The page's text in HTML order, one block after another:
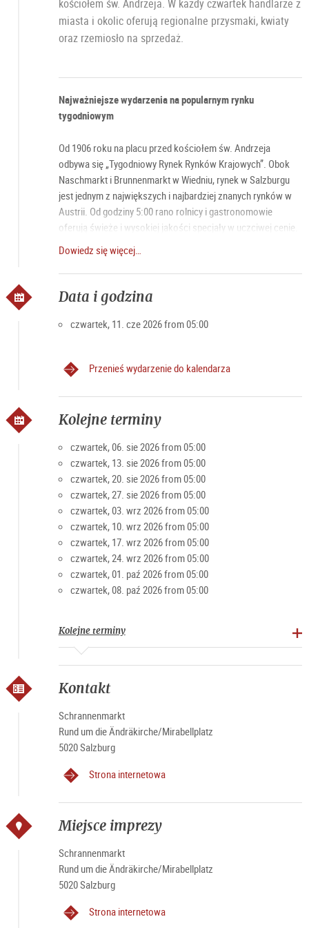
kościołem św. Andrzeja. W każdy czwartek handlarze z
miasta i okolic oferują regionalne przysmaki, kwiaty
oraz rzemiosło na sprzedaż.
Najważniejsze wydarzenia na popularnym rynku
tygodniowym
Od 1906 roku na placu przed kościołem św. Andrzeja
odbywa się „Tygodniowy Rynek Rynków Krajowych”. Obok
Naschmarkt i Brunnenmarkt w Wiedniu, rynek w Salzburgu
jest jednym z największych i najbardziej znanych rynków w
Austrii. Od godziny 5:00 rano rolnicy i gastronomowie
oferują świeże i wysokiej jakości specjały w uczciwej cenie.
Latem bardzo popularne są kwiaty i rośliny, natomiast zimą
sprzedawane są wianki adwentowe, a na Wielkanoc
tradycyjne palmowe bukiety. Dla miłośników kulinariów
polecamy sycącego kurczaka, klarowną zupę rybną lub
typową przekąskę salzburską z budki z kiełbasami.
Według przekazów nazwa ma swoje źródło w miejskich
Od swoich początków Schranne cieszy się równą
popularnością wśród turystów i mieszkańców, co także
odzwierciedla się w przydzielaniu stoisk: Zazwyczaj trzeba
czekać do dziesięciu lat na stoisko.
Czytaj również: Poranek na Schranne
Godziny otwarcia rynku
świątecznym)
Dowiedz się więcej…
Data i godzina
czwartek, 11. cze 2026 from 05:00
Przenieś wydarzenie do kalendarza
Kolejne terminy
czwartek, 06. sie 2026 from 05:00
czwartek, 13. sie 2026 from 05:00
czwartek, 20. sie 2026 from 05:00
czwartek, 27. sie 2026 from 05:00
czwartek, 03. wrz 2026 from 05:00
czwartek, 10. wrz 2026 from 05:00
czwartek, 17. wrz 2026 from 05:00
czwartek, 24. wrz 2026 from 05:00
czwartek, 01. paź 2026 from 05:00
czwartek, 08. paź 2026 from 05:00
Kolejne terminy
Kontakt
Schrannenmarkt
Rund um die Ändräkirche/Mirabellplatz
5020 Salzburg
Strona internetowa
Miejsce imprezy
Schrannenmarkt
Rund um die Ändräkirche/Mirabellplatz
5020 Salzburg
Strona internetowa